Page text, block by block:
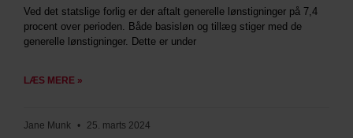
Ved det statslige forlig er der aftalt generelle lønstigninger på 7,4
procent over perioden. Både basisløn og tillæg stiger med de
generelle lønstigninger. Dette er under
LÆS MERE »
Jane Munk 25. marts 2024